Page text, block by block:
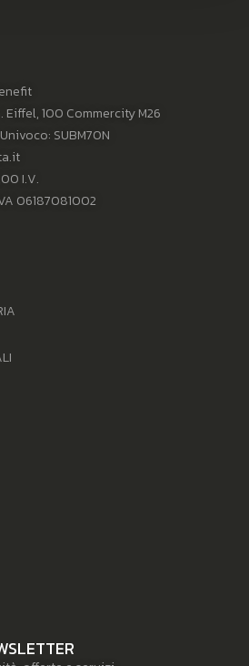
Eiffel, 100 Commercity M26
SUBM70N
I.V.
06187081002